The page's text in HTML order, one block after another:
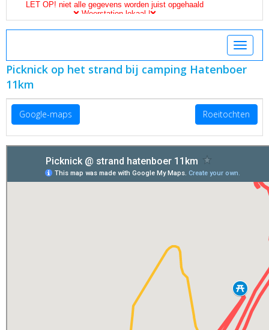
Toggle
Picknick op het strand bij camping Hatenboer
11km
Google-maps Roeitochten